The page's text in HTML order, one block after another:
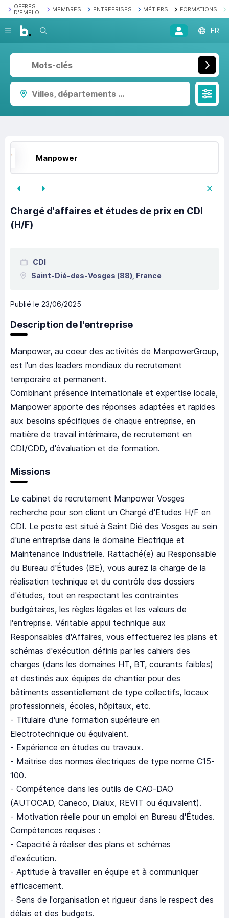
OFFRES
D'EMPLOI
MEMBRES ENTREPRISES MÉTIERS FORMATIONS
Recherche FR
Villes, départements ...
Manpower
Chargé d'affaires et études de prix en CDI
(H/F)
CDI
Saint-Dié-des-Vosges (88), France
Publié le 23/06/2025
Description de l'entreprise
Manpower, au coeur des activités de ManpowerGroup,
est l'un des leaders mondiaux du recrutement
temporaire et permanent.
Combinant présence internationale et expertise locale,
Manpower apporte des réponses adaptées et rapides
aux besoins spécifiques de chaque entreprise, en
matière de travail intérimaire, de recrutement en
CDI/CDD, d'évaluation et de formation.
Missions
Le cabinet de recrutement Manpower Vosges
recherche pour son client un Chargé d'Etudes H/F en
CDI. Le poste est situé à Saint Dié des Vosges au sein
d'une entreprise dans le domaine Electrique et
Maintenance Industrielle. Rattaché(e) au Responsable
du Bureau d'Études (BE), vous aurez la charge de la
réalisation technique et du contrôle des dossiers
d'études, tout en respectant les contraintes
budgétaires, les règles légales et les valeurs de
l'entreprise. Véritable appui technique aux
Responsables d'Affaires, vous effectuerez les plans et
schémas d'exécution définis par les cahiers des
charges (dans les domaines HT, BT, courants faibles)
et destinés aux équipes de chantier pour des
bâtiments essentiellement de type collectifs, locaux
professionnels, écoles, hôpitaux, etc.
- Titulaire d'une formation supérieure en
Electrotechnique ou équivalent.
- Expérience en études ou travaux.
- Maîtrise des normes électriques de type norme C15-
100.
- Compétence dans les outils de CAO-DAO
(AUTOCAD, Caneco, Dialux, REVIT ou équivalent).
- Motivation réelle pour un emploi en Bureau d'Études.
Compétences requises :
- Capacité à réaliser des plans et schémas
d'exécution.
- Aptitude à travailler en équipe et à communiquer
efficacement.
- Sens de l'organisation et rigueur dans le respect des
délais et des budgets.